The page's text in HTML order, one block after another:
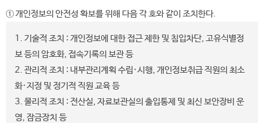
① 개인정보의 안전성 확보를 위해 다음 각 호와 같이 조치한다.
1. 기술적 조치 : 개인정보에 대한 접근 제한 및 침입차단, 고유식별정
보 등의 암호화, 접속기록의 보관 등
2. 관리적 조치 : 내부관리계획 수립·시행, 개인정보취급 직원의 최소
화·지정 및 정기적 직원 교육 등
3. 물리적 조치 : 전산실, 자료보관실의 출입통제 및 최신 보안장비 운
영, 잠금장치 등